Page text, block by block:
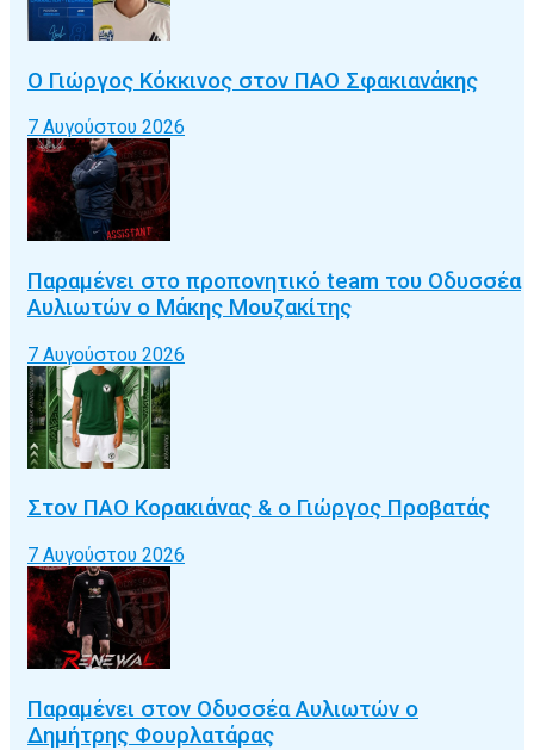
Ο Γιώργος Κόκκινος στον ΠΑΟ Σφακιανάκης
7 Αυγούστου 2026
Παραμένει στο προπονητικό team του Οδυσσέα
Αυλιωτών ο Μάκης Μουζακίτης
7 Αυγούστου 2026
Στον ΠΑΟ Κορακιάνας & ο Γιώργος Προβατάς
7 Αυγούστου 2026
Παραμένει στον Οδυσσέα Αυλιωτών ο
Δημήτρης Φουρλατάρας